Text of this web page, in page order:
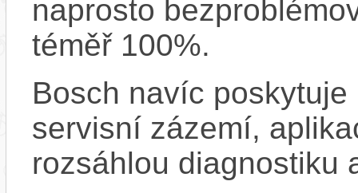
naprosto
téměř 100%.
Bosch navíc
servisní zázemí,
rozsáhlou diagnostiku